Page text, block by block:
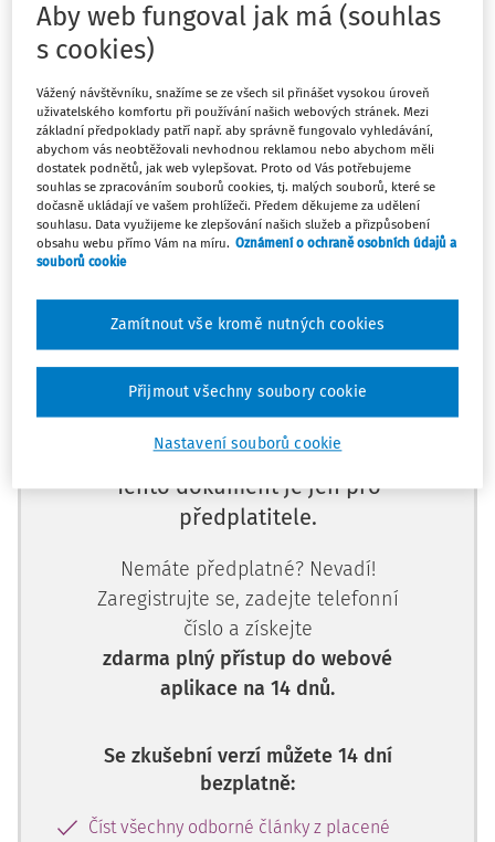
různých oblastech už u nejmenších dětí, aby se ukázalo,
že pro řešení většiny běžných situací i pro rozvoj
naprosté většiny životních dovedností stačí z naší strany
poměrně málo. A čím jsou děti mladší, tím mohou být
naše postupy jednodušší, takže máme šanci je
zvládnout všichni.
Metrem jela třída mateřské škol se třemi dospělými. Místa
k sezení nebyla, děti stály u tyčí. U každého hloučku stála
jedna učitelka (nebo as
Máte předplatné? Přihlaste se.
Tento dokument je jen pro
předplatitele.
Nemáte předplatné? Nevadí!
Zaregistrujte se, zadejte telefonní
číslo a získejte
zdarma plný přístup do webové
aplikace na 14 dnů.
Se zkušební verzí můžete 14 dní
bezplatně:
Číst všechny odborné články z placené
Aby web fungoval jak má (souhlas
s cookies)
Vážený návštěvníku, snažíme se ze všech sil přinášet vysokou úroveň
uživatelského komfortu při používání našich webových stránek. Mezi
základní předpoklady patří např. aby správně fungovalo vyhledávání,
abychom vás neobtěžovali nevhodnou reklamou nebo abychom měli
dostatek podnětů, jak web vylepšovat. Proto od Vás potřebujeme
souhlas se zpracováním souborů cookies, tj. malých souborů, které se
dočasně ukládají ve vašem prohlížeči. Předem děkujeme za udělení
souhlasu. Data využijeme ke zlepšování našich služeb a přizpůsobení
obsahu webu přímo Vám na míru. Oznámení o ochraně osobních údajů a
souborů cookie
Nastavení souborů cookie
Zamítnout vše kromě nutných cookies
Přijmout všechny soubory cookie